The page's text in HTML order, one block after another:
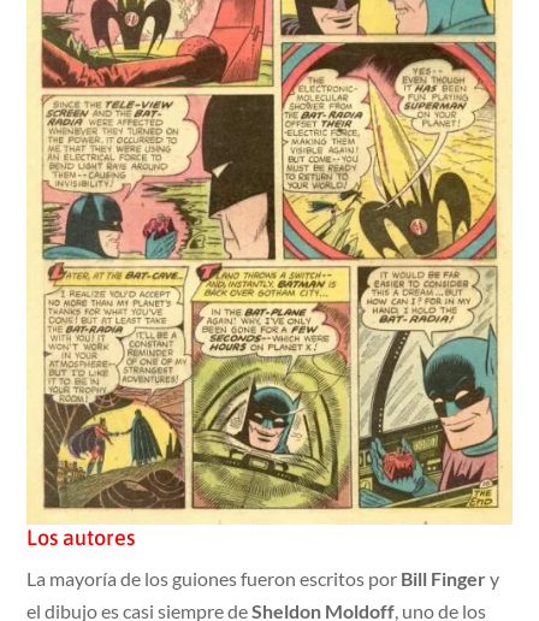
Los autores
La mayoría de los guiones fueron escritos por Bill Fingery
el dibujo es casi siempre deSheldon Moldoff, uno de los